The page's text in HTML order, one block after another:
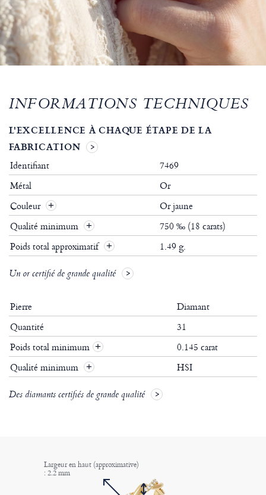
INFORMATIONS TECHNIQUES
L'EXCELLENCE À CHAQUE ÉTAPE DE LA
FABRICATION
Identifiant
7469
Métal
Or
Couleur
Or jaune
Qualité minimum
750 ‰ (18 carats)
Poids total approximatif
1.49 g.
Un or certifié de grande qualité
Pierre
Diamant
Quantité
31
Poids total minimum +
0.145 carat
Qualité minimum
+ HSI
Des diamants certifiés de grande qualité
Largeur en haut (approximative)
: 2.2 mm